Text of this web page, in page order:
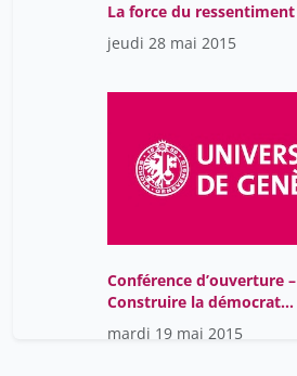
La force du ressentiment
jeudi 28 mai 2015
Conférence d’ouverture –
Construire la démocratie
au Chili: quelle justice?
mardi 19 mai 2015